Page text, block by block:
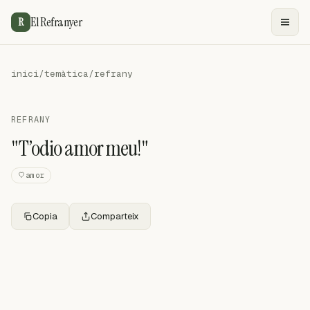
R El Refranyer
inici/temàtica/refrany
REFRANY
"T’odio amor meu!"
amor
Copia Comparteix